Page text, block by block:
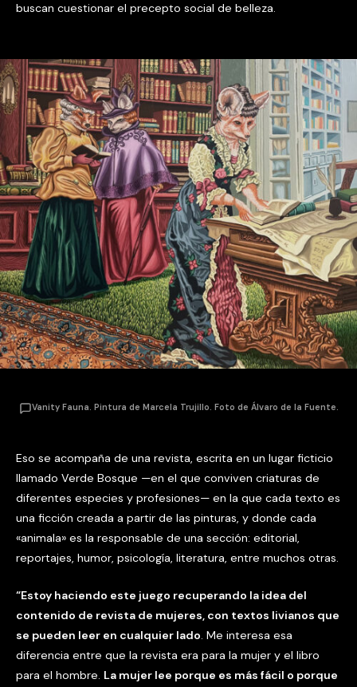
buscan cuestionar el precepto social de belleza.
Vanity Fauna. Pintura de Marcela Trujillo. Foto de Álvaro de la Fuente.
Eso se acompaña de una revista, escrita en un lugar ficticio
llamado Verde Bosque —en el que conviven criaturas de
diferentes especies y profesiones— en la que cada texto es
una ficción creada a partir de las pinturas, y donde cada
«animala» es la responsable de una sección: editorial,
reportajes, humor, psicología, literatura, entre muchos otras.
“Estoy haciendo este juego recuperando la idea del
contenido de revista de mujeres, con textos livianos que
se pueden leer en cualquier lado. Me interesa esa
diferencia entre que la revista era para la mujer y el libro
para el hombre. La mujer lee porque es más fácil o porque